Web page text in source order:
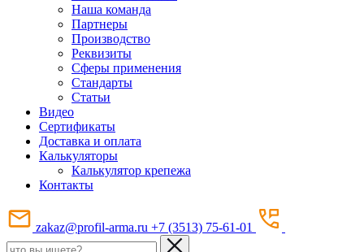
Наша команда
Партнеры
Производство
Реквизиты
Сферы применения
Стандарты
Статьи
Видео
Сертификаты
Доставка и оплата
Калькуляторы
Калькулятор крепежа
Контакты
zakaz@profil-arma.ru +7 (3513) 75-61-01